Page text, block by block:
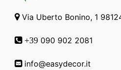
Via Uberto Bonino, 1
+39 090 902 2081
info@easydecor.it